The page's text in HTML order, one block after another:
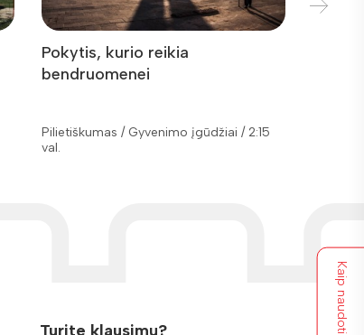
Pokytis, kurio reikia
bendruomenei
Pilietiškumas / Gyvenimo įgūdžiai / 2:15
val.
Turite klausimų? Kaip naudotis?